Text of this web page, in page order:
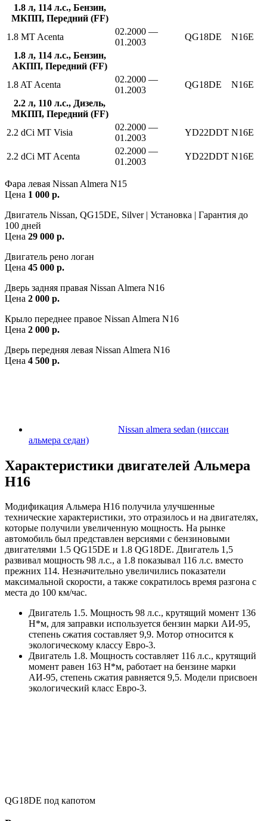
1.8 л, 114 л.с., Бензин,
МКПП, Передний (FF)
1.8 MT Acenta
02.2000 —
01.2003
QG18DE
N16E
1.8 л, 114 л.с., Бензин,
АКПП, Передний (FF)
1.8 AT Acenta
02.2000 —
01.2003
QG18DE
N16E
2.2 л, 110 л.с., Дизель,
МКПП, Передний (FF)
2.2 dCi MT Visia
02.2000 —
01.2003
YD22DDT N16E
2.2 dCi MT Acenta
02.2000 —
01.2003
YD22DDT N16E
Фара левая Nissan Almera N15
Цена 1 000 р.
Двигатель Nissan, QG15DE, Silver | Установка | Гарантия до
100 дней
Цена 29 000 р.
Двигатель рено логан
Цена 45 000 р.
Дверь задняя правая Nissan Almera N16
Цена 2 000 р.
Крыло переднее правое Nissan Almera N16
Цена 2 000 р.
Дверь передняя левая Nissan Almera N16
Цена 4 500 р.
Nissan almera sedan (ниссан
альмера седан)
Характеристики двигателей Альмера
Н16
Модификация Альмера Н16 получила улучшенные
технические характеристики, это отразилось и на двигателях,
которые получили увеличенную мощность. На рынке
автомобиль был представлен версиями с бензиновыми
двигателями 1.5 QG15DE и 1.8 QG18DE. Двигатель 1,5
развивал мощность 98 л.с., а 1.8 показывал 116 л.с. вместо
прежних 114. Незначительно увеличились показатели
максимальной скорости, а также сократилось время разгона с
места до 100 км/час.
Двигатель 1.5. Мощность 98 л.с., крутящий момент 136
Н*м, для заправки используется бензин марки АИ-95,
степень сжатия составляет 9,9. Мотор относится к
экологическому классу Евро-3.
Двигатель 1.8. Мощность составляет 116 л.с., крутящий
момент равен 163 Н*м, работает на бензине марки
АИ-95, степень сжатия равняется 9,5. Модели присвоен
экологический класс Евро-3.
QG18DE под капотом